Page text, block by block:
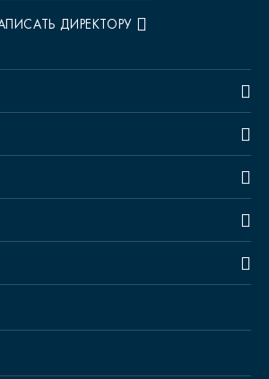
ДИРЕКТОРУ